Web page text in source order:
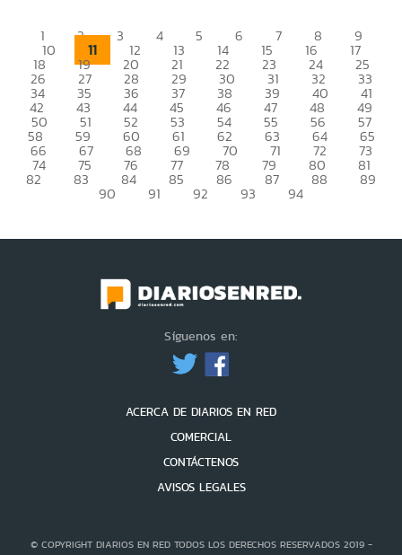
1 2 3 4 5 6 7 8 9
10 11 12 13 14 15 16 17
18 19 20 21 22 23 24 25
26 27 28 29 30 31 32 33
34 35 36 37 38 39 40 41
42 43 44 45 46 47 48 49
50 51 52 53 54 55 56 57
58 59 60 61 62 63 64 65
66 67 68 69 70 71 72 73
74 75 76 77 78 79 80 81
82 83 84 85 86 87 88 89
90 91 92 93 94
Síguenos en:
ACERCA DE DIARIOS EN RED
COMERCIAL
CONTÁCTENOS
AVISOS LEGALES
© COPYRIGHT DIARIOS EN RED TODOS LOS DERECHOS RESERVADOS 2019 -